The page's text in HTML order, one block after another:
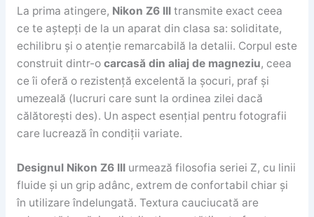
La prima atingere, Nikon Z6 IIItransmite exact ceea
ce te aștepți de la un aparat din clasa sa: soliditate,
echilibru și o atenție remarcabilă la detalii. Corpul este
construit dintr-o carcasă din aliaj de magneziu, ceea
ce îi oferă o rezistență excelentă la șocuri, praf și
umezeală (lucruri care sunt la ordinea zilei dacă
călătorești des). Un aspect esențial pentru fotografii
care lucrează în condiții variate.
Designul Nikon Z6 IIIurmează filosofia seriei Z, cu linii
fluide și un grip adânc, extrem de confortabil chiar și
în utilizare îndelungată. Textura cauciucată are